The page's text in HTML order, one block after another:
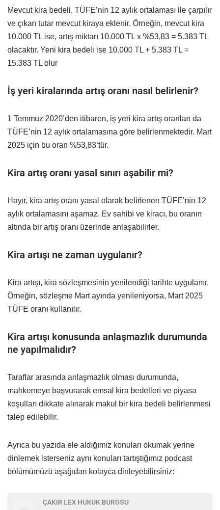
Mevcut kira bedeli, TÜFE’nin 12 aylık ortalaması ile çarpılır
ve çıkan tutar mevcut kiraya eklenir. Örneğin, mevcut kira
10.000 TL ise, artış miktarı 10.000 TL x %53,83 = 5.383 TL
olacaktır. Yeni kira bedeli ise 10.000 TL + 5.383 TL =
15.383 TL olur
İş yeri kiralarında artış oranı nasıl belirlenir?
1 Temmuz 2020’den itibaren, iş yeri kira artış oranları da
TÜFE’nin 12 aylık ortalamasına göre belirlenmektedir. Mart
2025 için bu oran %53,83’tür.
Kira artış oranı yasal sınırı aşabilir mi?
Hayır, kira artış oranı yasal olarak belirlenen TÜFE’nin 12
aylık ortalamasını aşamaz. Ev sahibi ve kiracı, bu oranın
altında bir artış oranı üzerinde anlaşabilirler.
Kira artışı ne zaman uygulanır?
Kira artışı, kira sözleşmesinin yenilendiği tarihte uygulanır.
Örneğin, sözleşme Mart ayında yenileniyorsa, Mart 2025
TÜFE oranı kullanılır.​
Kira artışı konusunda anlaşmazlık durumunda
ne yapılmalıdır?
Taraflar arasında anlaşmazlık olması durumunda,
mahkemeye başvurarak emsal kira bedelleri ve piyasa
koşulları dikkate alınarak makul bir kira bedeli belirlenmesi
talep edilebilir.
Ayrıca bu yazıda ele aldığımız konuları okumak yerine
dinlemek isterseniz aynı konuları tartıştığımız podcast
bölümümüzü aşağıdan kolayca dinleyebilirsiniz:
ÇAKIR LEX HUKUK BÜROSU